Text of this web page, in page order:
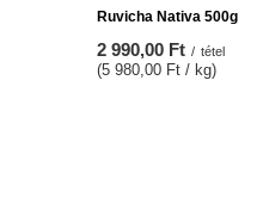
Ruvicha Nativa 500g
2 990,00 Ft / tétel
(5 980,00 Ft / kg)